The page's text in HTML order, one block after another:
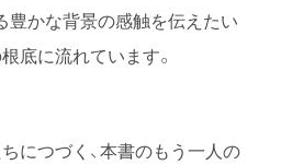
豊かな背景の感触を伝えたい
底に流れています。
につづく、本書のもう一人の